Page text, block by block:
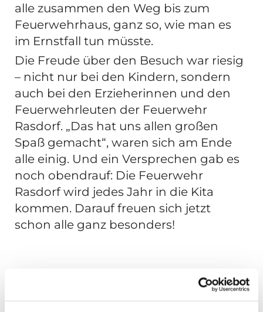
alle zusammen den Weg bis zum
Feuerwehrhaus, ganz so, wie man es
im Ernstfall tun müsste.
Die Freude über den Besuch war riesig
– nicht nur bei den Kindern, sondern
auch bei den Erzieherinnen und den
Feuerwehrleuten der Feuerwehr
Rasdorf. „Das hat uns allen großen
Spaß gemacht“, waren sich am Ende
alle einig. Und ein Versprechen gab es
noch obendrauf: Die Feuerwehr
Rasdorf wird jedes Jahr in die Kita
kommen. Darauf freuen sich jetzt
schon alle ganz besonders!